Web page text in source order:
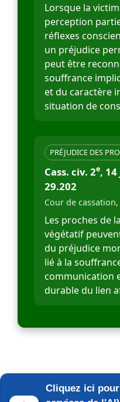
Lorsque la
perception
réflexes
un préjudice
peut être
souffrance
et du caractère
situation de
PRÉJUDICE DES
Cass. civ. 2e,
29.202
Cour de cassation,
Les proches de
végétatif
du préjudice
lié à la
communication
durable du lien
Cliquez ici